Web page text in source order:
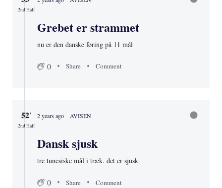
de danske helte hyldes
0 Share Comment
nu er den danske føring på 11 mål
0 Share Comment